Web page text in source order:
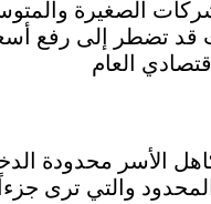
الصغيرة
قد تضطر إلى رفع
كاهل الأسر محدودة
والتي ترى